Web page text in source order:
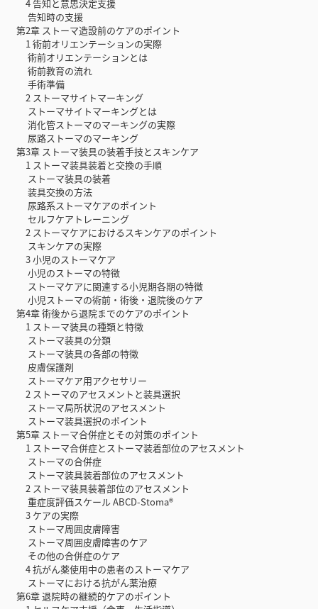
4 告知と意思決定支援
告知時の支援
第2章 ストーマ造設前のケアのポイント
1 術前オリエンテーションの実際
術前オリエンテーションとは
術前教育の流れ
手術準備
2 ストーマサイトマーキング
ストーマサイトマーキングとは
消化管ストーマのマーキングの実際
尿路ストーマのマーキング
第3章 ストーマ装具の装着手技とスキンケア
1 ストーマ装具装着と交換の手順
ストーマ装具の装着
装具交換の方法
尿路系ストーマケアのポイント
セルフケアトレーニング
2 ストーマケアにおけるスキンケアのポイント
スキンケアの実際
3 小児のストーマケア
小児のストーマの特徴
ストーマケアに関連する小児期各期の特徴
小児ストーマの術前・術後・退院後のケア
第4章 術後から退院までのケアのポイント
1 ストーマ装具の種類と特徴
ストーマ装具の分類
ストーマ装具の各部の特徴
皮膚保護剤
ストーマケア用アクセサリー
2 ストーマのアセスメントと装具選択
ストーマ局所状況のアセスメント
ストーマ装具選択のポイント
第5章 ストーマ合併症とその対策のポイント
1 ストーマ合併症とストーマ装着部位のアセスメント
ストーマの合併症
ストーマ装具装着部位のアセスメント
2 ストーマ装具装着部位のアセスメント
重症度評価スケール ABCD-Stoma®
3 ケアの実際
ストーマ周囲皮膚障害
ストーマ周囲皮膚障害のケア
その他の合併症のケア
4 抗がん薬使用中の患者のストーマケア
ストーマにおける抗がん薬治療
第6章 退院時の継続的ケアのポイント